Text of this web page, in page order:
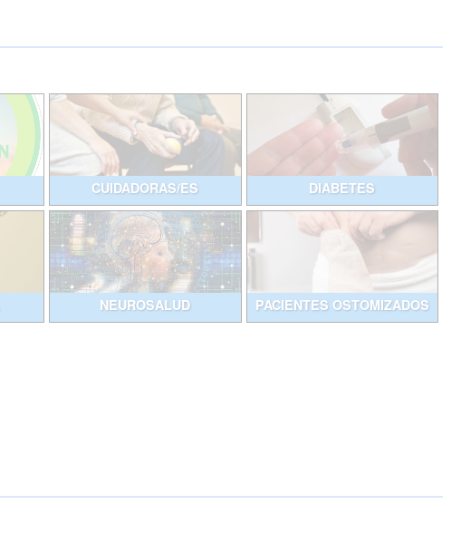
CUIDADORAS/ES DIABETES
NEUROSALUD PACIENTES OSTOMIZADOS